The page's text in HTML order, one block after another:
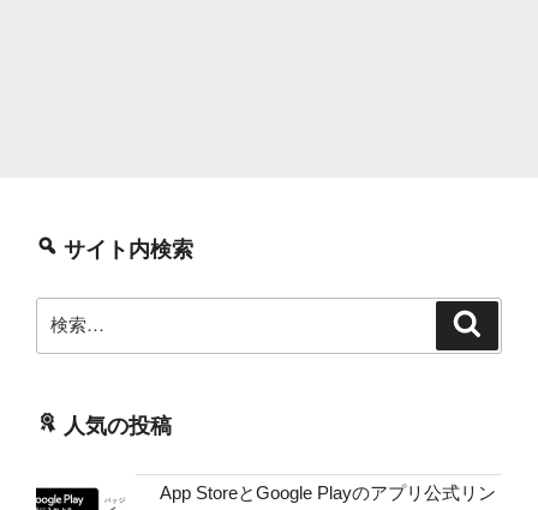
サイト内検索
索:
人気の投稿
App StoreとGoogle Playのアプリ公式リン